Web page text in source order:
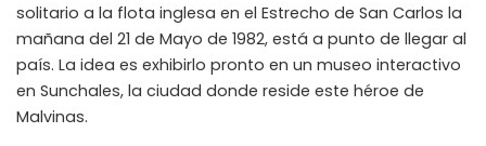
solitario a la flota inglesa en el Estrecho de San Carlos la
mañana del 21 de Mayo de 1982, está a punto de llegar al
país. La idea es exhibirlo pronto en un museo interactivo
en Sunchales, la ciudad donde reside este héroe de
Malvinas.